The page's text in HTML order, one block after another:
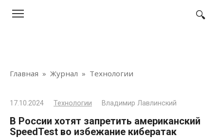
Главная » Журнал » Технологии
17.10.2024 Технологии Владимир Лавлинский
В России хотят запретить американский
SpeedTest во избежание кибератак